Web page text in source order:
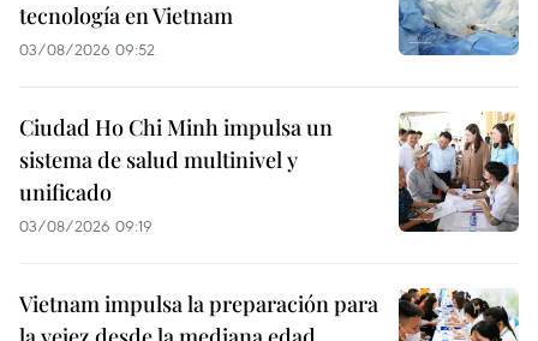
tecnología en Vietnam
03/08/2026 09:52
Ciudad Ho Chi Minh impulsa un
sistema de salud multinivel y
unificado
03/08/2026 09:19
Vietnam impulsa la preparación para